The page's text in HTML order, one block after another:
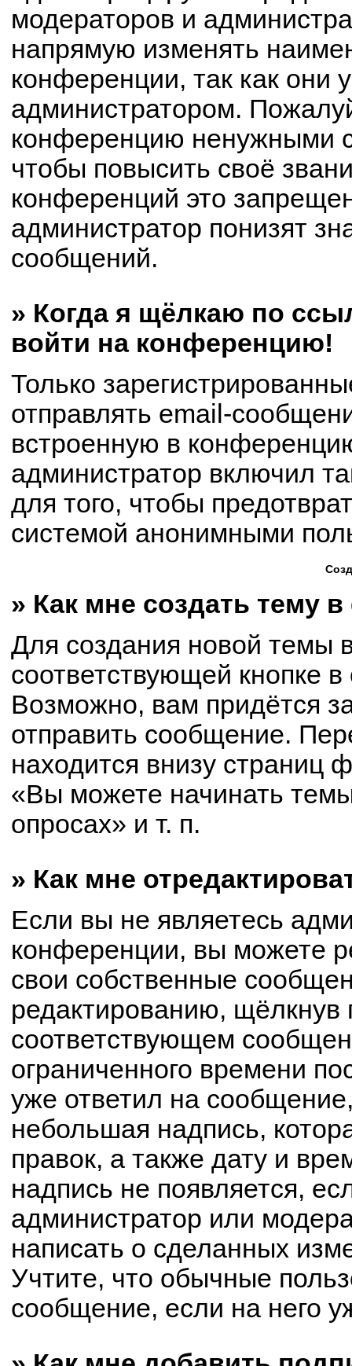
модераторов и
напрямую изменять
конференции, так как они
администратором.
конференцию ненужными
чтобы повысить своё
конференций это
администратор понизят
сообщений.
» Когда я щёлкаю по
войти на конференцию!
Только
отправлять email-
встроенную в
администратор включил
для того, чтобы
системой анонимными
» Как мне создать тему
Для создания новой темы
соответствующей кнопке
Возможно, вам придётся
отправить сообщение.
находится внизу
«Вы можете начинать
опросах» и т. п.
» Как мне
Если вы не являетесь
конференции, вы можете
свои собственные
редактированию, щёлкнув
соответствующем
ограниченного времени
уже ответил на
небольшая надпись,
правок, а также дату и
надпись не появляется,
администратор или
написать о сделанных
Учтите, что обычные
сообщение, если на него